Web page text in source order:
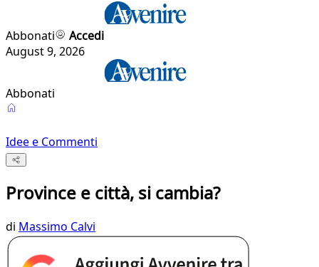
Abbonati
Accedi
August 9, 2026
Abbonati
Idee e Commenti
Province e città, si cambia?
di Massimo Calvi